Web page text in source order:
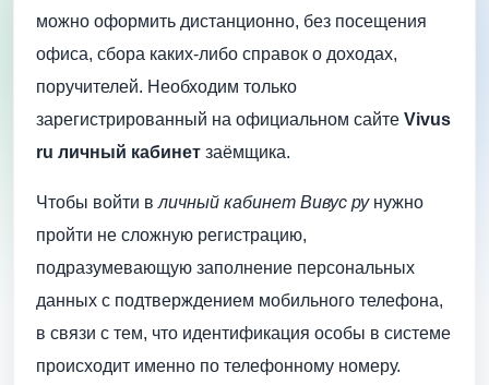
можно оформить дистанционно, без посещения
офиса, сбора каких-либо справок о доходах,
поручителей. Необходим только
зарегистрированный на официальном сайте Vivus
ru личный кабинет заёмщика.
Чтобы войти вличный кабинет Вивус рунужно
пройти не сложную регистрацию,
подразумевающую заполнение персональных
данных с подтверждением мобильного телефона,
в связи с тем, что идентификация особы в системе
происходит именно по телефонному номеру.